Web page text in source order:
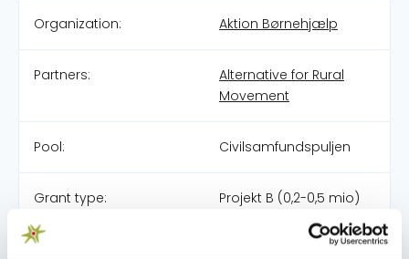
Organization: Aktion Børnehjælp
Partners:
Alternative for Rural
Movement
Pool: Civilsamfundspuljen
Grant type: Projekt B (0,2-0,5 mio)
Efforts take place in: